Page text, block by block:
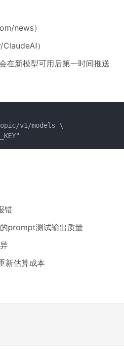
news）
）
新模型可用后第一时间推送
v1/models \
错
的prompt测试输出质量
新估算成本